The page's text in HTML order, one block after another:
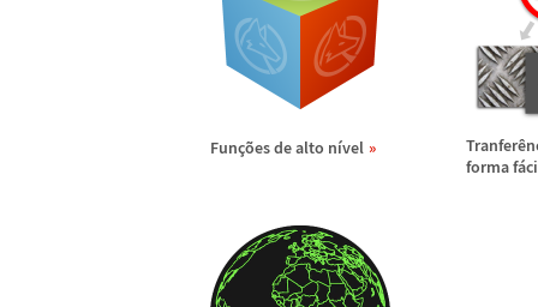
Funções de alto nível Tranferê
forma fá